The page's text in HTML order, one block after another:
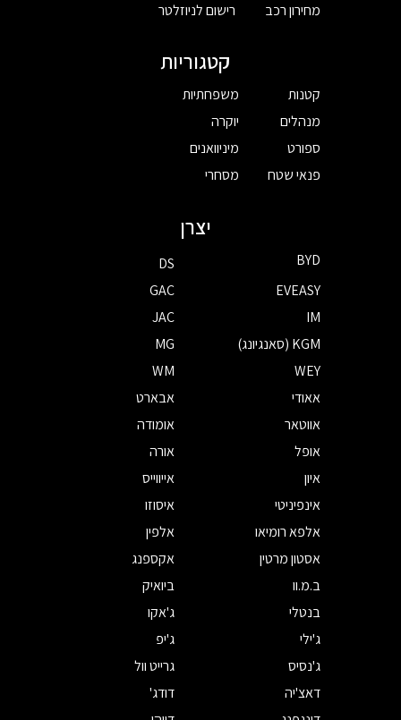
מחירון רכב
רישום לניוזלטר
קטגוריות
קטנות
מנהלים
ספורט
פנאי שטח
משפחתיות
יוקרה
מיניוואנים
מסחרי
יצרן
BYD
DS
EVEASY
GAC
IM
JAC
KGM (סאנגיונג)
MG
WEY
WM
אאודי
אבארט
אווטאר
אומודה
אופל
אורה
איון
אייווייס
אינפיניטי
איסוזו
אלפא רומיאו
אלפין
אסטון מרטין
אקספנג
ב.מ.וו
ביואיק
בנטלי
ג'אקו
ג'ילי
ג'יפ
ג'נסיס
גרייט וול
דאצ'יה
דודג'